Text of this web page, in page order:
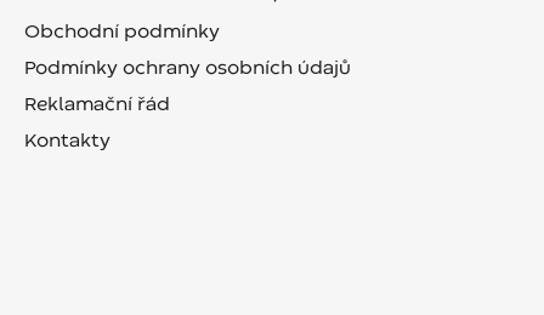
Obchodní podmínky
Podmínky ochrany osobních údajů
Reklamační řád
Kontakty